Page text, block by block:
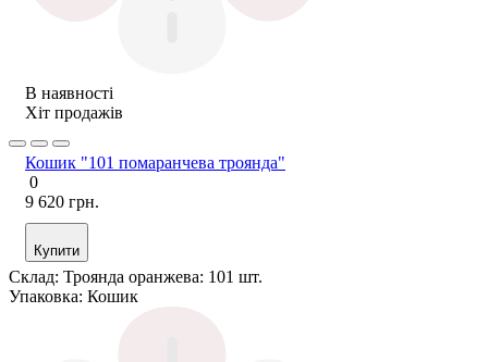
В наявності
Хіт продажів
Кошик "101 помаранчева троянда"
0
9 620 грн.
Купити
Склад: Троянда оранжева: 101 шт.
Упаковка: Кошик